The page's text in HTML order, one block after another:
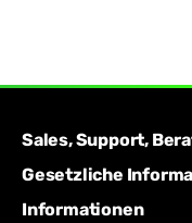
Sales, Support,
Gesetzliche
Informationen